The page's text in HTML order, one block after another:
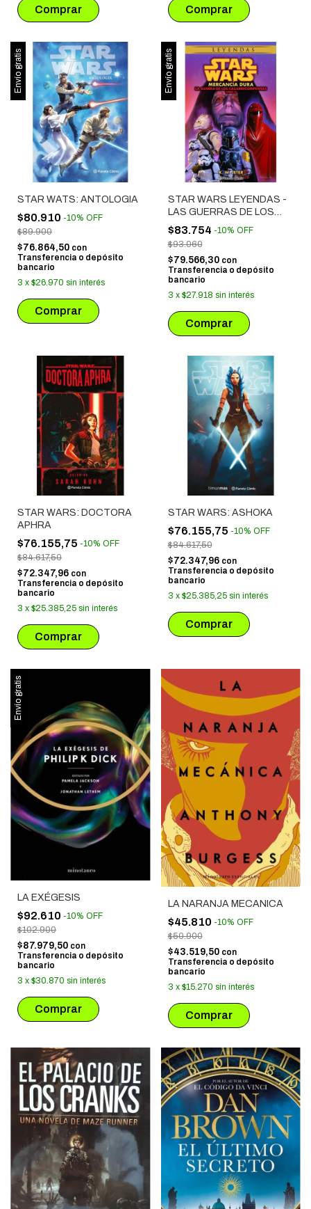
Envío gratis
STAR WATS: ANTOLOGIA
$80.910 -10% OFF
$89.900
$76.864,50 con
Transferencia o depósito
bancario
3 x $26.970 sin interés
Envío gratis
STAR WARS LEYENDAS -
LAS GUERRAS DE LOS
CAZARRECOMPENSAS #
03: MERCANCÍA DURA
$83.754 -10% OFF
$93.060
$79.566,30 con
Transferencia o depósito
bancario
3 x $27.918 sin interés
STAR WARS: DOCTORA
APHRA
$76.155,75 -10% OFF
$84.617,50
$72.347,96 con
Transferencia o depósito
bancario
3 x $25.385,25 sin interés
STAR WARS: ASHOKA
$76.155,75 -10% OFF
$84.617,50
$72.347,96 con
Transferencia o depósito
bancario
3 x $25.385,25 sin interés
Envío gratis
LA EXÉGESIS
$92.610 -10% OFF
$102.900
$87.979,50 con
Transferencia o depósito
bancario
3 x $30.870 sin interés
LA NARANJA MECANICA
$45.810 -10% OFF
$50.900
$43.519,50 con
Transferencia o depósito
bancario
3 x $15.270 sin interés